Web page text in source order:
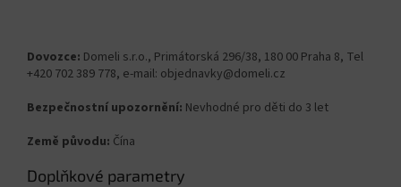
Dovozce: Domeli s.r.o., Primátorská 296/38, 180 00 Praha 8, Tel
+420 702 389 778, e-mail: objednavky@domeli.cz
Bezpečnostní upozornění: Nevhodné pro děti do 3 let
Země původu: Čína
Doplňkové parametry